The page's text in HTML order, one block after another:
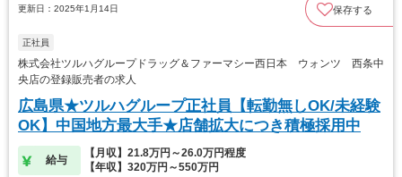
更新日：2025年1月14日 保存する
正社員
株式会社ツルハグループドラッグ＆ファーマシー西日本 ウォンツ 西条中
央店の登録販売者の求人
広島県★ツルハグループ正社員【転勤無しOK/未経験
OK】中国地方最大手★店舗拡大につき積極採用中
給与
【月収】21.8万円～26.0万円程度
【年収】320万円～550万円